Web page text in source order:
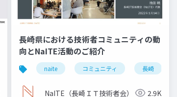
長崎県における技術者コミュニティの動
向とNaITE活動のご紹介
naite コミュニティ 長崎
NaITE（長崎ＩＴ技術者会） 2.9K